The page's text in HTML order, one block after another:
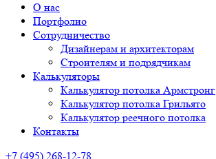
О нас
Портфолио
Сотрудничество
Дизайнерам и архитекторам
Строителям и подрядчикам
Калькуляторы
Калькулятор потолка Армстронг
Калькулятор потолка Грильято
Калькулятор реечного потолка
Контакты
+7 (495) 268-12-78